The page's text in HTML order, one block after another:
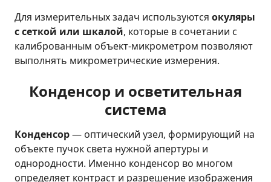
Для измерительных задач используются окуляры
с сеткой или шкалой, которые в сочетании с
калиброванным объект-микрометром позволяют
выполнять микрометрические измерения.
Конденсор и осветительная
система
Конденсор— оптический узел, формирующий на
объекте пучок света нужной апертуры и
однородности. Именно конденсор во многом
определяет контраст и разрешение изображения